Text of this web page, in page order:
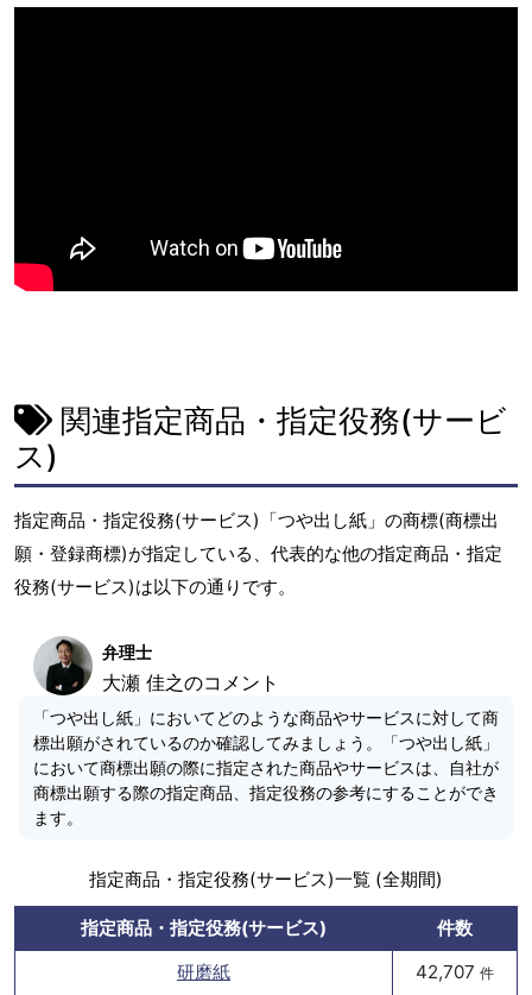
関連指定商品・指定役務(サービ
ス)
指定商品・指定役務(サービス)「つや出し紙」の商標(商標出
願・登録商標)が指定している、代表的な他の指定商品・指定
役務(サービス)は以下の通りです。
弁理士
大瀬 佳之のコメント
「つや出し紙」においてどのような商品やサービスに対して商
標出願がされているのか確認してみましょう。「つや出し紙」
において商標出願の際に指定された商品やサービスは、自社が
商標出願する際の指定商品、指定役務の参考にすることができ
ます。
指定商品・指定役務(サービス)一覧 (全期間)
指定商品・指定役務(サービス)
件数
研磨紙
42,707 件